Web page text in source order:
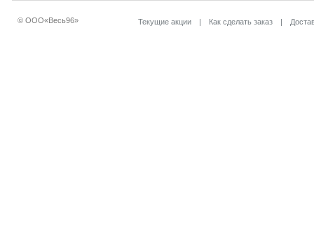
© ООО«Весь96» Текущие акции | Как сделать заказ |